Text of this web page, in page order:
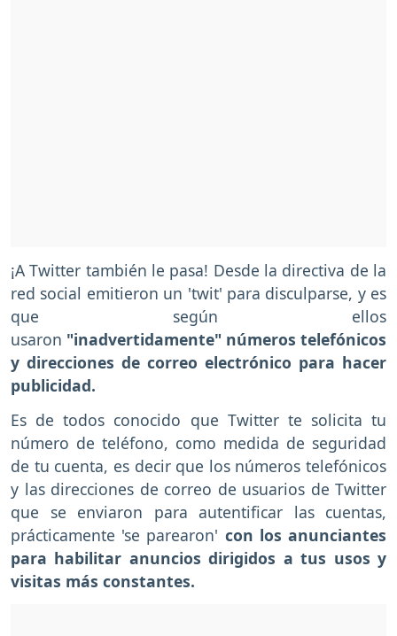
¡A Twitter también le pasa! Desde la directiva de la
red social emitieron un 'twit' para disculparse, y es
que según ellos
usaron "inadvertidamente" números telefónicos
y direcciones de correo electrónico para hacer
publicidad.
Es de todos conocido que Twitter te solicita tu
número de teléfono, como medida de seguridad
de tu cuenta, es decir que los números telefónicos
y las direcciones de correo de usuarios de Twitter
que se enviaron para autentificar las cuentas,
prácticamente 'se parearon' con los anunciantes
para habilitar anuncios dirigidos a tus usos y
visitas más constantes.